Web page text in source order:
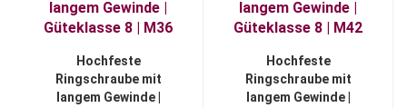
Hochfeste
Ringschraube mit
langem Gewinde |
Hochfeste
Ringschraube mit
langem Gewinde |